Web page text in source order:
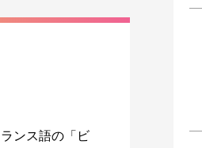
ンス語の「ビ